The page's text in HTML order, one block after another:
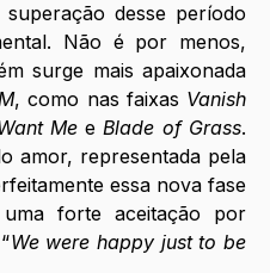
desse período
Não é por menos,
surge mais apaixonada
, como nas faixas Vanish
Me e Blade of Grass.
amor, representada pela
essa nova fase
forte aceitação por
We were happy just to be